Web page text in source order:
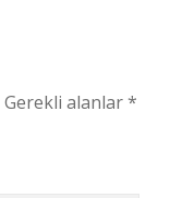
Gerekli alanlar*